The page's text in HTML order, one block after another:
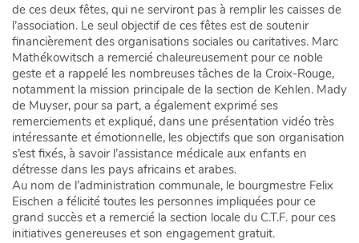
de ces deux fêtes, qui ne serviront pas à remplir les caisses de
l’association. Le seul objectif de ces fêtes est de soutenir
financièrement des organisations sociales ou caritatives. Marc
Mathékowitsch a remercié chaleureusement pour ce noble
geste et a rappelé les nombreuses tâches de la Croix-Rouge,
notamment la mission principale de la section de Kehlen. Mady
de Muyser, pour sa part, a également exprimé ses
remerciements et expliqué, dans une présentation vidéo très
intéressante et émotionnelle, les objectifs que son organisation
s’est fixés, à savoir l’assistance médicale aux enfants en
détresse dans les pays africains et arabes.
Au nom de l’administration communale, le bourgmestre Felix
Eischen a félicité toutes les personnes impliquées pour ce
grand succès et a remercié la section locale du C.T.F. pour ces
initiatives genereuses et son engagement gratuit.